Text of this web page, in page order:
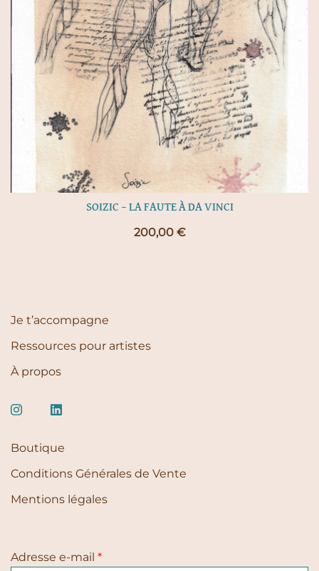
SOIZIC – LA FAUTE À DA VINCI
200,00 €
Je t’accompagne
Ressources pour artistes
À propos
Boutique
Conditions Générales de Vente
Mentions légales
Adresse e-mail *